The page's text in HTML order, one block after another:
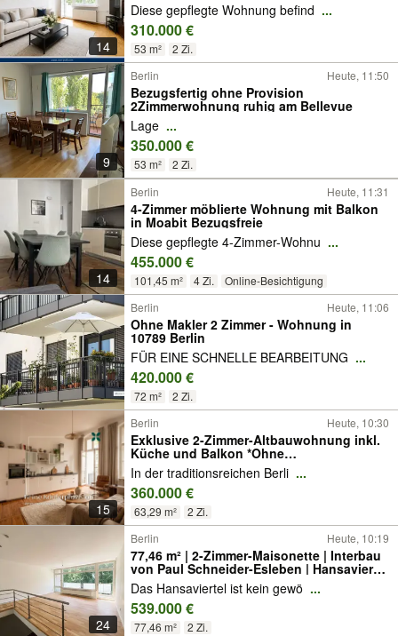
14
Diese gepflegte Wohnung befind ...
310.000 €
53 m² 2 Zi.
9
Berlin Heute, 11:50
Bezugsfertig ohne Provision
2Zimmerwohnung ruhig am Bellevue
Lage ...
350.000 €
53 m² 2 Zi.
14
Berlin Heute, 11:31
4-Zimmer möblierte Wohnung mit Balkon
in Moabit Bezugsfreie
Diese gepflegte 4-Zimmer-Wohnu ...
455.000 €
101,45 m² 4 Zi.
Online-Besichtigung
Berlin
Heute, 11:06
Ohne Makler 2 Zimmer - Wohnung in
10789 Berlin
FÜR EINE SCHNELLE BEARBEITUNG ...
420.000 €
72 m² 2 Zi.
15
Berlin Heute, 10:30
Exklusive 2-Zimmer-Altbauwohnung inkl.
Küche und Balkon *Ohne
Käuferprovision*
In der traditionsreichen Berli ...
360.000 €
63,29 m² 2 Zi.
24
Berlin Heute, 10:19
77,46 m² | 2-Zimmer-Maisonette | Interbau
von Paul Schneider-Esleben | Hansaviertel
I bezugsfrei
Das Hansaviertel ist kein gewö ...
539.000 €
77,46 m²
2 Zi.